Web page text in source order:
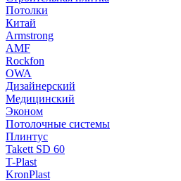
Потолки
Китай
Armstrong
AMF
Rockfon
OWA
Дизайнерский
Медицинский
Эконом
Потолочные системы
Плинтус
Takett SD 60
T-Plast
KronPlast